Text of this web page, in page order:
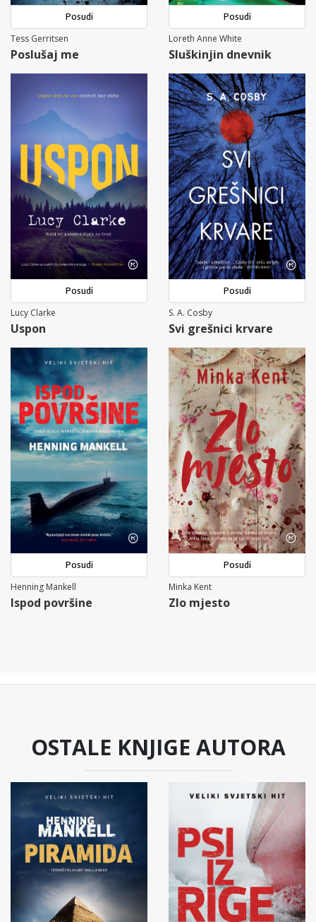
Posudi
Tess Gerritsen
Poslušaj me
Posudi
Loreth Anne White
Sluškinjin dnevnik
Posudi
Lucy Clarke
Uspon
Posudi
S. A. Cosby
Svi grešnici krvare
Posudi
Henning Mankell
Ispod površine
Posudi
Minka Kent
Zlo mjesto
OSTALE KNJIGE AUTORA